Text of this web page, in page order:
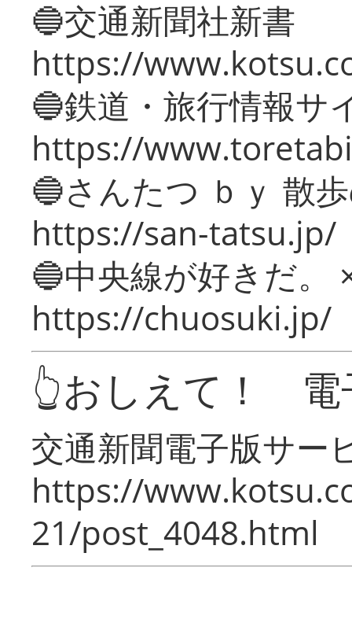
🔵交通新聞社新書
https://
🔵鉄道・旅行情報サ
https://
🔵さんたつ ｂｙ 散
https://san-tatsu.jp/
🔵中央線が好きだ。
https://chuosuki.jp/
👆おしえて！ 電
交通新聞電子版サー
https://
21/post_4048.html